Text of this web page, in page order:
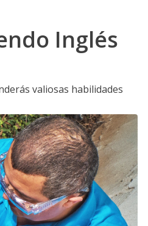
Inglés
valiosas habilidades